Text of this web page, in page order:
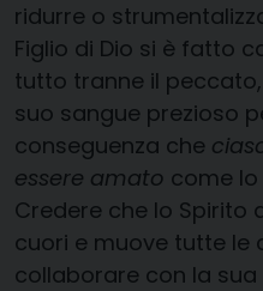
ridurre o
Figlio di Dio si è fatto
tutto tranne il
suo sangue prezioso
conseguenza che
essere amato come lo
Credere che lo Spirito
cuori e muove tutte le
collaborare con la